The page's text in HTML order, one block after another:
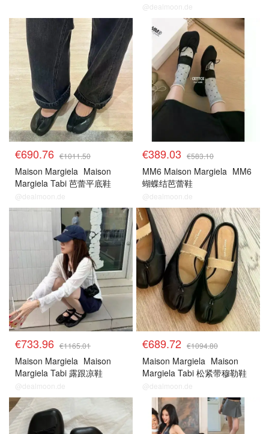
@dealmoon.de
€690.76 €1011.50
Maison Margiela Maison
Margiela Tabi 芭蕾平底鞋
@dealmoon.de
€389.03 €583.10
MM6 Maison Margiela MM6
蝴蝶结芭蕾鞋
@dealmoon.de
€733.96 €1165.01
Maison Margiela Maison
Margiela Tabi 露跟凉鞋
@dealmoon.de
€689.72 €1094.80
Maison Margiela Maison
Margiela Tabi 松紧带穆勒鞋
@dealmoon.de